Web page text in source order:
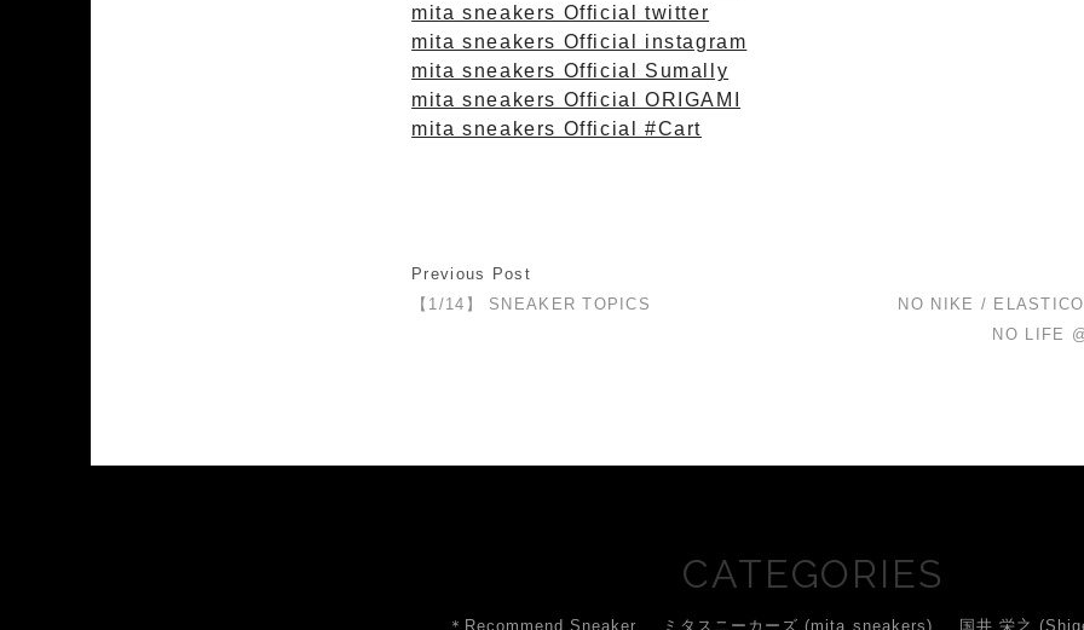
mita sneakers Official twitter
mita sneakers Official instagram
mita sneakers Official Sumally
mita sneakers Official ORIGAMI
mita sneakers Official #Cart
Previous Post
【1/14】 SNEAKER TOPICS
NO NIKE /
NO LIFE
CATEGORIES
＊Recommend Sneaker ミタスニーカーズ (mita sneakers) 国井 栄之